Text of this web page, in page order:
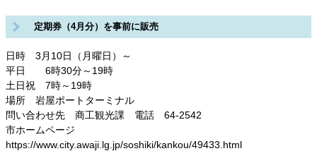
定期券（4月分）を事前に販売
日時 3月10日（月曜日）～
平日 6時30分～19時
土日祝 7時～19時
場所 岩屋ポートターミナル
問い合わせ先 商工観光課 電話 64-2542
市ホームページ
https://www.city.awaji.lg.jp/soshiki/kankou/49433.html